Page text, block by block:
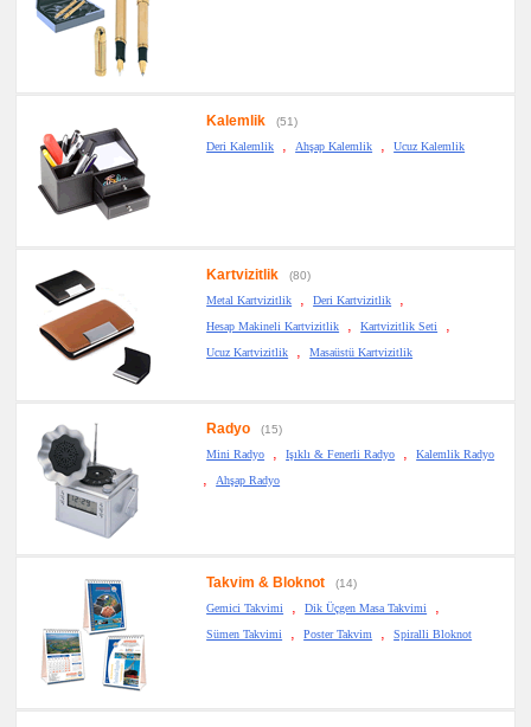
Kalemlik
(51)
Deri Kalemlik
, Ahşap Kalemlik , Ucuz Kalemlik
Kartvizitlik
(80)
Metal Kartvizitlik
, Deri Kartvizitlik ,
Hesap Makineli Kartvizitlik , Kartvizitlik Seti ,
Ucuz Kartvizitlik , Masaüstü Kartvizitlik
Radyo
(15)
Mini Radyo
, Işıklı & Fenerli Radyo , Kalemlik Radyo
, Ahşap Radyo
Takvim & Bloknot
(14)
Gemici Takvimi
, Dik Üçgen Masa Takvimi ,
Sümen Takvimi , Poster Takvim , Spiralli Bloknot